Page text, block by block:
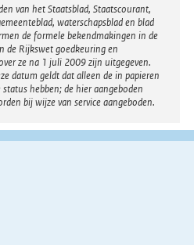
g
van het Staatsblad, Staatscourant,
waterschapsblad en blad
de formele bekendmakingen in de
de Rijkswet goedkeuring en
ze na 1 juli 2009 zijn uitgegeven.
datum geldt dat alleen de in papieren
hebben; de hier aangeboden
bij wijze van service aangeboden.